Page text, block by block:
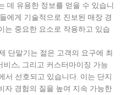
데 유용한 정보를 얻을 수 있습니
에게 기술적으로 진보된 매장 경
는 중요한 요소로 작용하고 있습
단말기는 젊은 고객의 요구에 최
스, 그리고 커스터마이징 가능
서 선호되고 있습니다. 이는 단지
자 경험의 질을 높여 지속 가능한